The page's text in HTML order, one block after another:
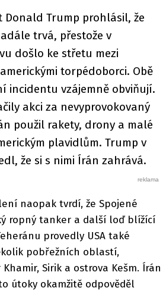
Donald Trump prohlásil, že
trvá, přestože v
došlo ke střetu mezi
torpédoborci. Obě
incidentu vzájemně obviňují.
akci za nevyprovokovaný
použil rakety, drony a malé
plavidlům. Trump v
že si s nimi Írán zahrává.
naopak tvrdí, že Spojené
ropný tanker a další loď blížící
provedly USA také
pobřežních oblastí,
Sirik a ostrova Kešm. Írán
útoky okamžitě odpověděl